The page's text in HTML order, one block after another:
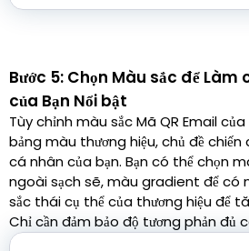
Bước 5: Chọn Màu sắc để Làm
của Bạn Nổi bật
Tùy chỉnh màu sắc Mã QR Email
bảng màu thương hiệu, chủ đề
cá nhân của bạn. Bạn có thể chọn
ngoài sạch sẽ, màu gradient để có
sắc thái cụ thể của thương hiệu để
Chỉ cần đảm bảo độ tương phản đủ